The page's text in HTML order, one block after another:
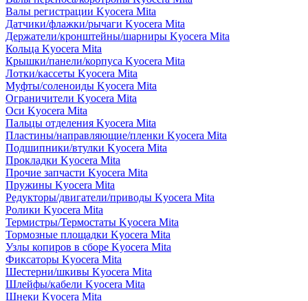
Валы регистрации Kyocera Mita
Датчики/флажки/рычаги Kyocera Mita
Держатели/кронштейны/шарниры Kyocera Mita
Кольца Kyocera Mita
Крышки/панели/корпуса Kyocera Mita
Лотки/кассеты Kyocera Mita
Муфты/соленоиды Kyocera Mita
Ограничители Kyocera Mita
Оси Kyocera Mita
Пальцы отделения Kyocera Mita
Пластины/направляющие/пленки Kyocera Mita
Подшипники/втулки Kyocera Mita
Прокладки Kyocera Mita
Прочие запчасти Kyocera Mita
Пружины Kyocera Mita
Редукторы/двигатели/приводы Kyocera Mita
Ролики Kyocera Mita
Термистры/Термостаты Kyocera Mita
Тормозные площадки Kyocera Mita
Узлы копиров в сборе Kyocera Mita
Фиксаторы Kyocera Mita
Шестерни/шкивы Kyocera Mita
Шлейфы/кабели Kyocera Mita
Шнеки Kyocera Mita